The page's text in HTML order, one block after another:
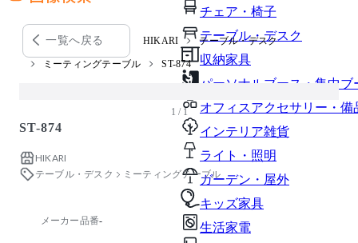
チェア・椅子
テーブル・デスク
収納家具
パーソナルブース・集中ブ
オフィスアクセサリー・備
インテリア雑貨
ライト・照明
ガーデン・屋外
キッズ家具
生活家電
他のサイトで見つけた商品ページのURLを貼り付けて、カートに追加できます
一覧へ戻る HIKARI テーブル・デスク
ミーティングテーブル ST-874
1 / 1
ST-874
HIKARI
テーブル・デスク
ミーティングテーブル
メーカー品番-